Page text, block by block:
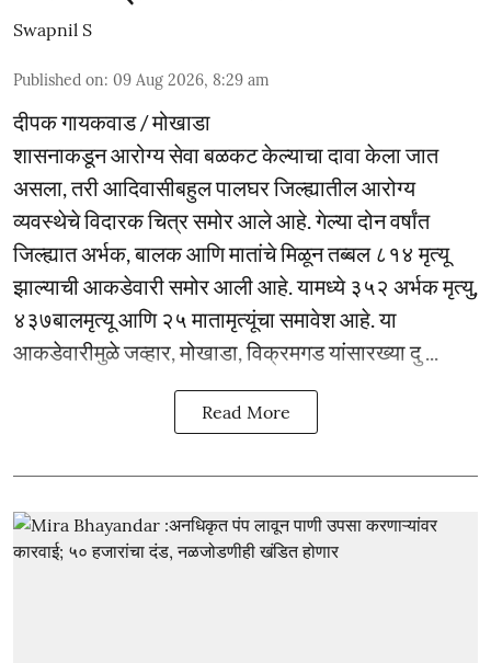
Swapnil S
Published on: 09 Aug 2026, 8:29 am
दीपक गायकवाड / मोखाडा
शासनाकडून आरोग्य सेवा बळकट केल्याचा दावा केला जात
असला, तरी आदिवासीबहुल पालघर जिल्ह्यातील आरोग्य
व्यवस्थेचे विदारक चित्र समोर आले आहे. गेल्या दोन वर्षांत
जिल्ह्यात अर्भक, बालक आणि मातांचे मिळून तब्बल ८१४ मृत्यू
झाल्याची आकडेवारी समोर आली आहे. यामध्ये ३५२ अर्भक मृत्यु,
४३७बालमृत्यू आणि २५ मातामृत्यूंचा समावेश आहे. या
आकडेवारीमुळे जव्हार, मोखाडा, विक्रमगड यांसारख्या दु ...
Read More